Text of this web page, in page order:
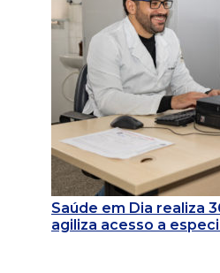
Saúde em Dia realiza
agiliza acesso a